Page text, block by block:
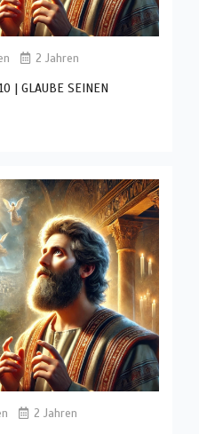
2 Jahren
| GLAUBE SEINEN
2 Jahren